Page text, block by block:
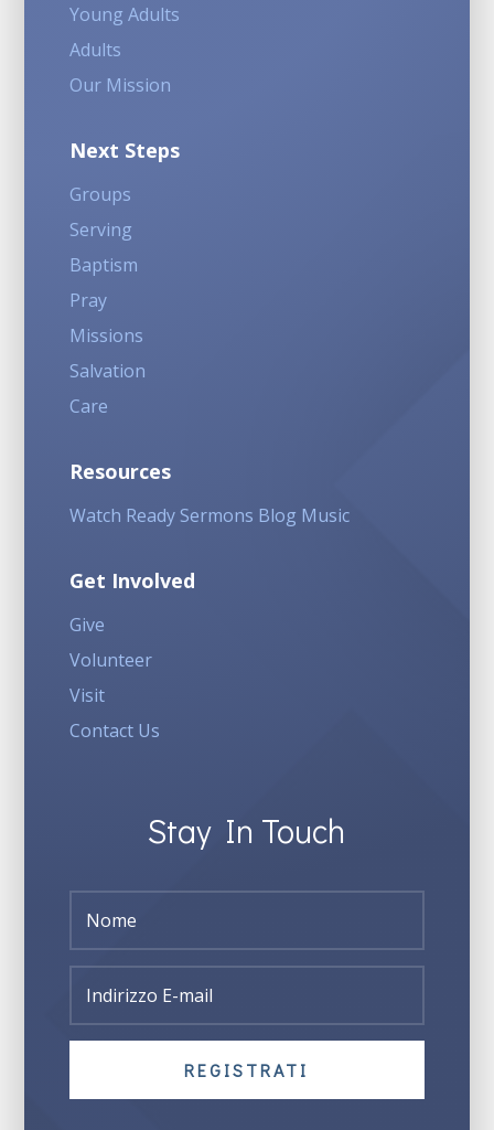
Young Adults
Adults
Our Mission
Next Steps
Groups
Serving
Baptism
Pray
Missions
Salvation
Care
Resources
Watch Ready Sermons Blog Music
Get Involved
Give
Volunteer
Visit
Contact Us
Stay In Touch
REGISTRATI